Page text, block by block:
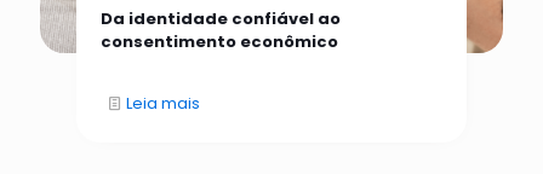
Da identidade confiável ao
consentimento econômico
Leia mais